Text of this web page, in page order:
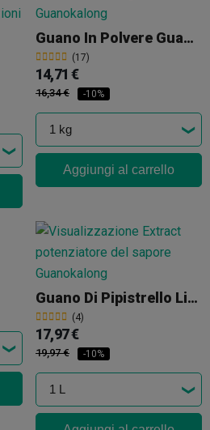
Guano In Polvere Guanokalong
(17)
14,71 €
16,34 € -10%
Aggiungi al carrello
Guano Di Pipistrello Liquido Extract
(4)
17,97 €
19,97 € -10%